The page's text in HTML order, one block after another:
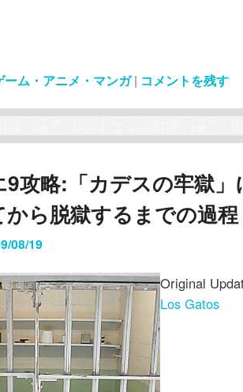
ーム・アニメ・マンガ | コメントを残す
9攻略:「カデスの牢獄」
ら脱獄するまでの過程
08/19
Original
Los Gatos